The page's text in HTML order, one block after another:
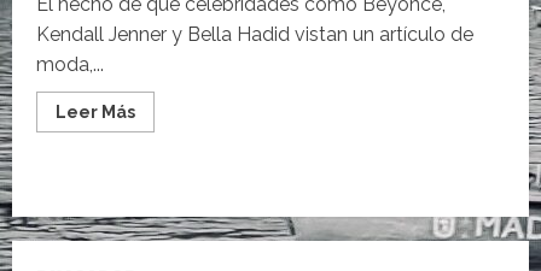
Kendall Jenner y Bella Hadid vistan un artículo de
moda,...
Leer MásLeer
más
moda
que